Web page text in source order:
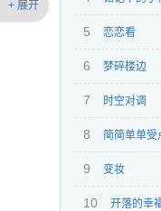
+ 展开
5
恋恋看
6
梦碎楼边
7
时空对调
8
简简单单受
9
变妆
10
开落的幸